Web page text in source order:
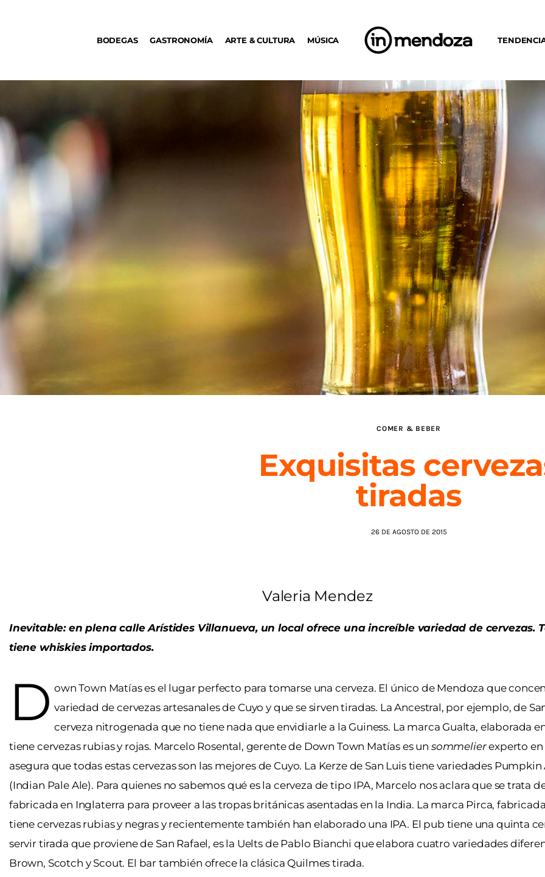
BODEGAS GASTRONOMÍA ARTE & CULTURA MÚSICA
DÓNDE IR
TENDENCIAS
COMER & BEBER
Exquisitas
tiradas
26 DE AGOSTO DE 2015
Valeria Mendez
Inevitable: en plena calle Arístides Villanueva, un local ofrece una increíble variedad de cervezas.
tiene whiskies importados.
D own Town Matías es el lugar perfecto para tomarse una cerveza. El único de Mendoza que
variedad de cervezas artesanales de Cuyo y que se sirven tiradas. La Ancestral, por ejemplo, de
cerveza nitrogenada que no tiene nada que envidiarle a la Guiness. La marca Gualta, elaborada
tiene cervezas rubias y rojas. Marcelo Rosental, gerente de Down Town Matías es un sommelierexperto en
asegura que todas estas cervezas son las mejores de Cuyo. La Kerze de San Luis tiene variedades Pumpkin
(Indian Pale Ale). Para quienes no sabemos qué es la cerveza de tipo IPA, Marcelo nos aclara que se trata
fabricada en Inglaterra para proveer a las tropas británicas asentadas en la India. La marca Pirca,
tiene cervezas rubias y negras y recientemente también han elaborado una IPA. El pub tiene una quinta
servir tirada que proviene de San Rafael, es la Uelts de Pablo Bianchi que elabora cuatro variedades
Brown, Scotch y Scout. El bar también ofrece la clásica Quilmes tirada.